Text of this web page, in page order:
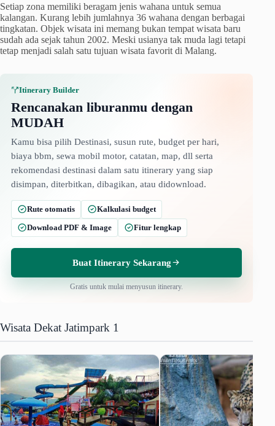
Setiap zona memiliki beragam jenis wahana untuk semua
kalangan. Kurang lebih jumlahnya 36 wahana dengan berbagai
tingkatan. Objek wisata ini memang bukan tempat wisata baru
sudah ada sejak tahun 2002. Meski usianya tak muda lagi tetapi
tetap menjadi salah satu tujuan wisata favorit di Malang.
Itinerary Builder
Rencanakan liburanmu dengan
MUDAH
Kamu bisa pilih Destinasi, susun rute, budget per hari,
biaya bbm, sewa mobil motor, catatan, map, dll serta
rekomendasi destinasi dalam satu itinerary yang siap
disimpan, diterbitkan, dibagikan, atau didownload.
Rute otomatis
Kalkulasi budget
Download PDF & Image
Fitur lengkap
Buat Itinerary Sekarang
Gratis untuk mulai menyusun itinerary.
Wisata Dekat Jatimpark 1